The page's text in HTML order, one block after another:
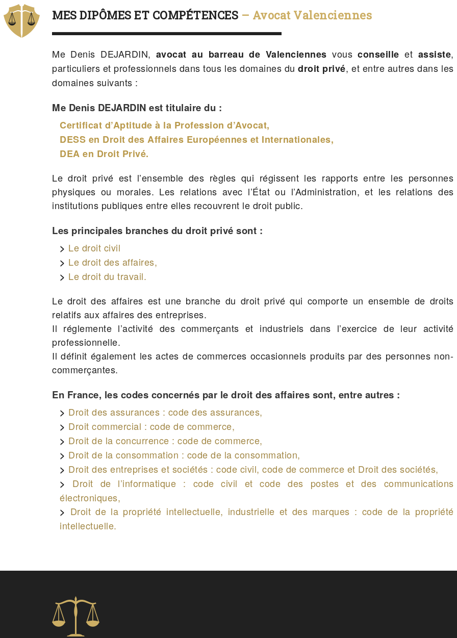
MES DIPÔMES ET COMPÉTENCES – Avocat Valenciennes
Me Denis DEJARDIN, avocat au barreau de Valenciennes vousconseille et assiste,
particuliers et professionnels dans tous les domaines dudroit privé, et entre autres dans les
domaines suivants :
Me Denis DEJARDIN est titulaire du :
Certificat d’Aptitude à la Profession d’Avocat,
DESS en Droit des Affaires Européennes et Internationales,
DEA en Droit Privé.
Le droit privé est l’ensemble des règles qui régissent les rapports entre les personnes
physiques ou morales. Les relations avec l’État ou l’Administration, et les relations des
institutions publiques entre elles recouvrent le droit public.
Les principales branches du droit privé sont :
Le droit civil
Le droit des affaires,
Le droit du travail.
Le droit des affaires est une branche du droit privé qui comporte un ensemble de droits
relatifs aux affaires des entreprises.
Il réglemente l’activité des commerçants et industriels dans l’exercice de leur activité
professionnelle.
Il définit également les actes de commerces occasionnels produits par des personnes non-
commerçantes.
En France, les codes concernés par le droit des affaires sont, entre autres :
Droit des assurances : code des assurances,
Droit commercial : code de commerce,
Droit de la concurrence : code de commerce,
Droit de la consommation : code de la consommation,
Droit des entreprises et sociétés : code civil, code de commerce et Droit des sociétés,
Droit de l’informatique : code civil et code des postes et des communications
électroniques,
Droit de la propriété intellectuelle, industrielle et des marques : code de la propriété
intellectuelle.
fondé à
a pu